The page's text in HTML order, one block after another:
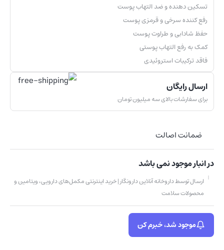
تسکین دهنده و ضد التهاب پوست
رفع کننده سرخی و قرمزی پوست
حفظ شادابی و طراوت پوست
کمک به رفع التهاب پوستی
فاقد ترکیبات استروئیدی
ارسال رایگان
برای سفارشات بالای سه میلیون تومان
ضمانت اصالت
در انبار موجود نمی باشد
ارسال توسط داروخانه آنلاین دارونگار | خرید اینترنتی مکمل‌های دارویی، ویتامین و
محصولات سلامت
موجود شد، خبرم کن